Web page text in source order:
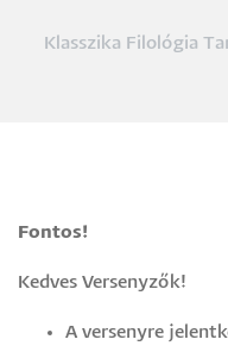
Klasszika Filológia
Fontos!
Kedves Versenyzők!
A versenyre